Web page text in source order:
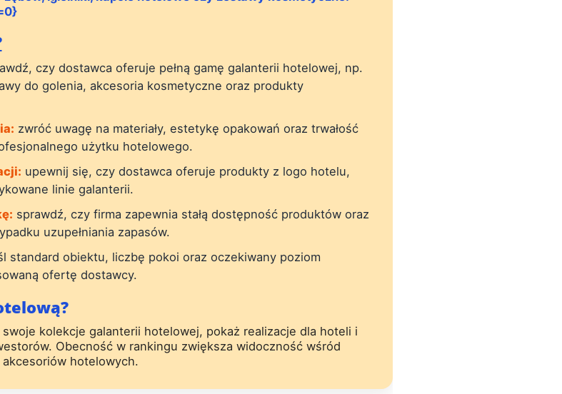
czy dostawca oferuje pełną gamę galanterii hotelowej, np.
do golenia, akcesoria kosmetyczne oraz produkty
zwróć uwagę na materiały, estetykę opakowań oraz trwałość
użytku hotelowego.
upewnij się, czy dostawca oferuje produkty z logo hotelu,
linie galanterii.
sprawdź, czy firma zapewnia stałą dostępność produktów oraz
uzupełniania zapasów.
standard obiektu, liczbę pokoi oraz oczekiwany poziom
ofertę dostawcy.
kolekcje galanterii hotelowej, pokaż realizacje dla hoteli i
Obecność w rankingu zwiększa widoczność wśród
hotelowych.